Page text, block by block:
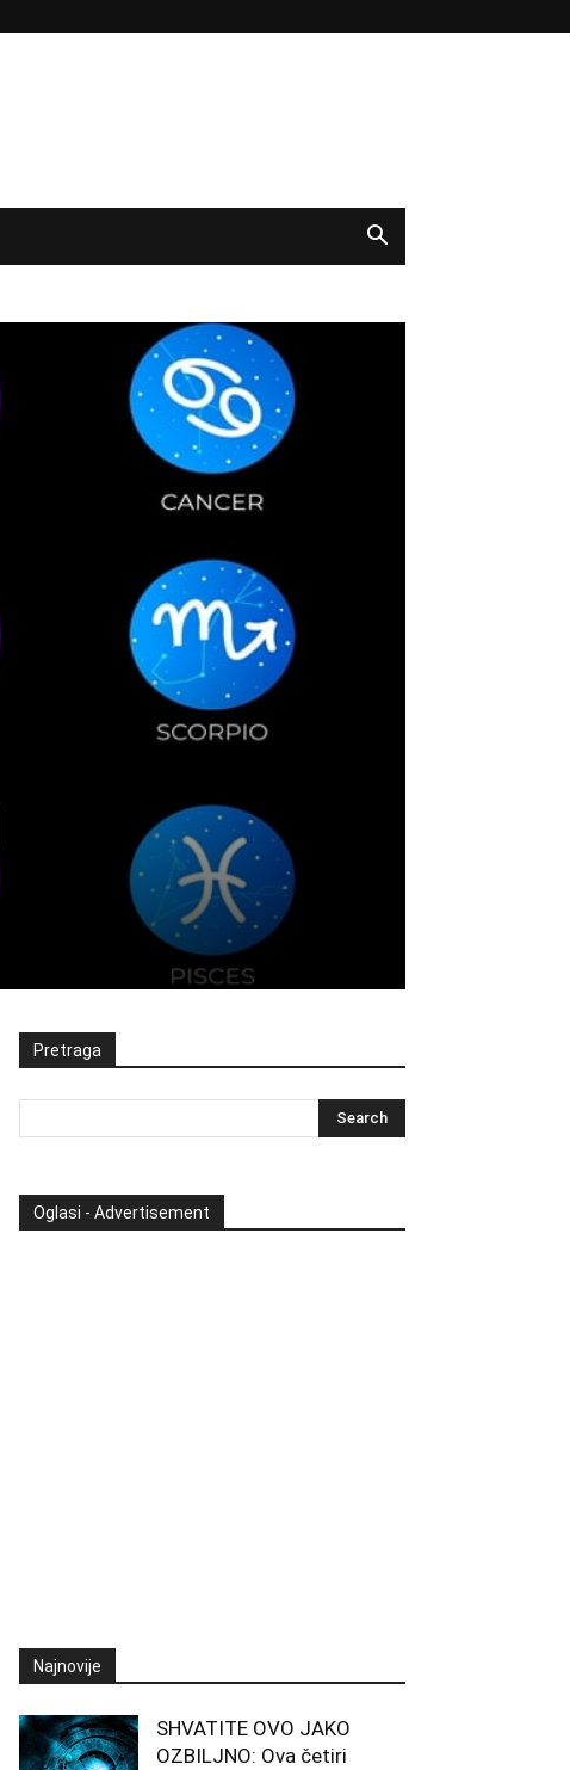
Pretraga
Oglasi - Advertisement
Najnovije
SHVATITE OVO JAKO
OZBILJNO: Ova četiri